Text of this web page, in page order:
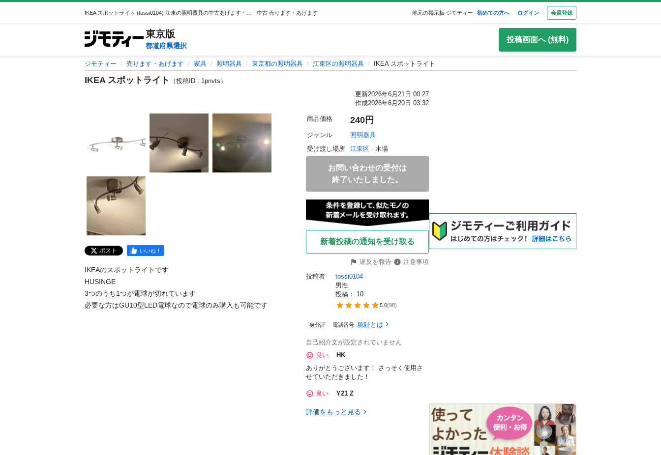
中古 売ります・あげます 地元の掲示板 ジモティー 初めての方へ ログイン 会員登録
東京版
都道府県選択
投稿画面へ (無料)
ジモティー 売ります・あげます 家具 照明器具 東京都の照明器具 江東区の照明器具 IKEA スポットライト
IKEA スポットライト
（投稿ID : 1pnvts）
更新2026年6月21日 00:27
作成2026年6月20日 03:32
ポスト いいね！
IKEAのスポットライトです
HUSINGE
3つのうち1つが電球が切れています
必要な方はGU10型LED電球なので電球のみ購入も可能です
商品価格 240円
ジャンル
照明器具
受け渡し場所
江東区 - 木場
お問い合わせの受付は
終了いたしました。
新着投稿の通知を受け取る
違反を報告
注意事項
投稿者
tossi0104
男性
投稿： 10
5.0(98)
身分証 電話番号 認証とは
自己紹介文が設定されていません
良い
HK
ありがとうございます！ さっそく使用さ
せていただきました！
良い Y21 Z
評価をもっと見る